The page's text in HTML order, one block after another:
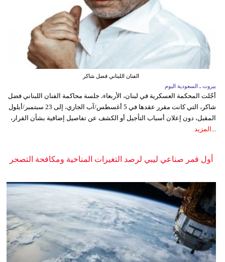
الفنان اللبناني فضل شاكر
بيروت ـ السعودية اليوم
أجّلت المحكمة العسكرية في لبنان، الأربعاء، جلسة محاكمة الفنان اللبناني فضل
شاكر، التي كانت مقرر عقدها في 5 أغسطس/آب الجاري، إلى 23 سبتمبر/أيلول
المقبل، دون إعلان أسباب التأجيل أو الكشف عن تفاصيل إضافية بشأن القرار،
المزيد
أول قمر صناعي ليبي لرصد التغيرات المناخية ومكافحة التصحر